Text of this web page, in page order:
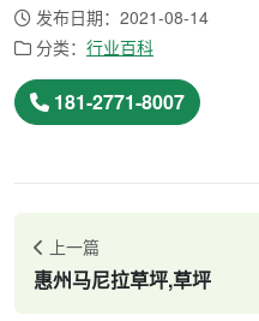
发布日期：2021-08-14
分类： 行业百科
181-2771-8007
上一篇
惠州马尼拉草坪,草坪